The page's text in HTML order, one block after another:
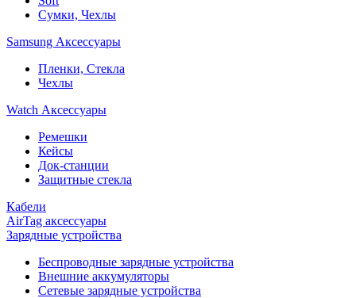
Сумки, Чехлы
Samsung Аксессуары
Пленки, Стекла
Чехлы
Watch Аксессуары
Ремешки
Кейсы
Док-станции
Защитные стекла
Кабели
AirTag аксессуары
Зарядные устройства
Беспроводные зарядные устройства
Внешние аккумуляторы
Сетевые зарядные устройства